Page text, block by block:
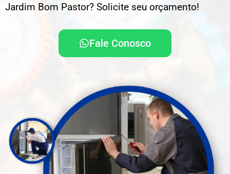
Jardim Bom Pastor? Solicite seu orçamento!
Fale Conosco